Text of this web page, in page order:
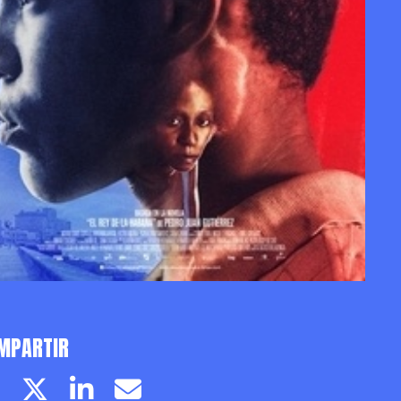
Facebook pageTwitter page
LinkedinEmail